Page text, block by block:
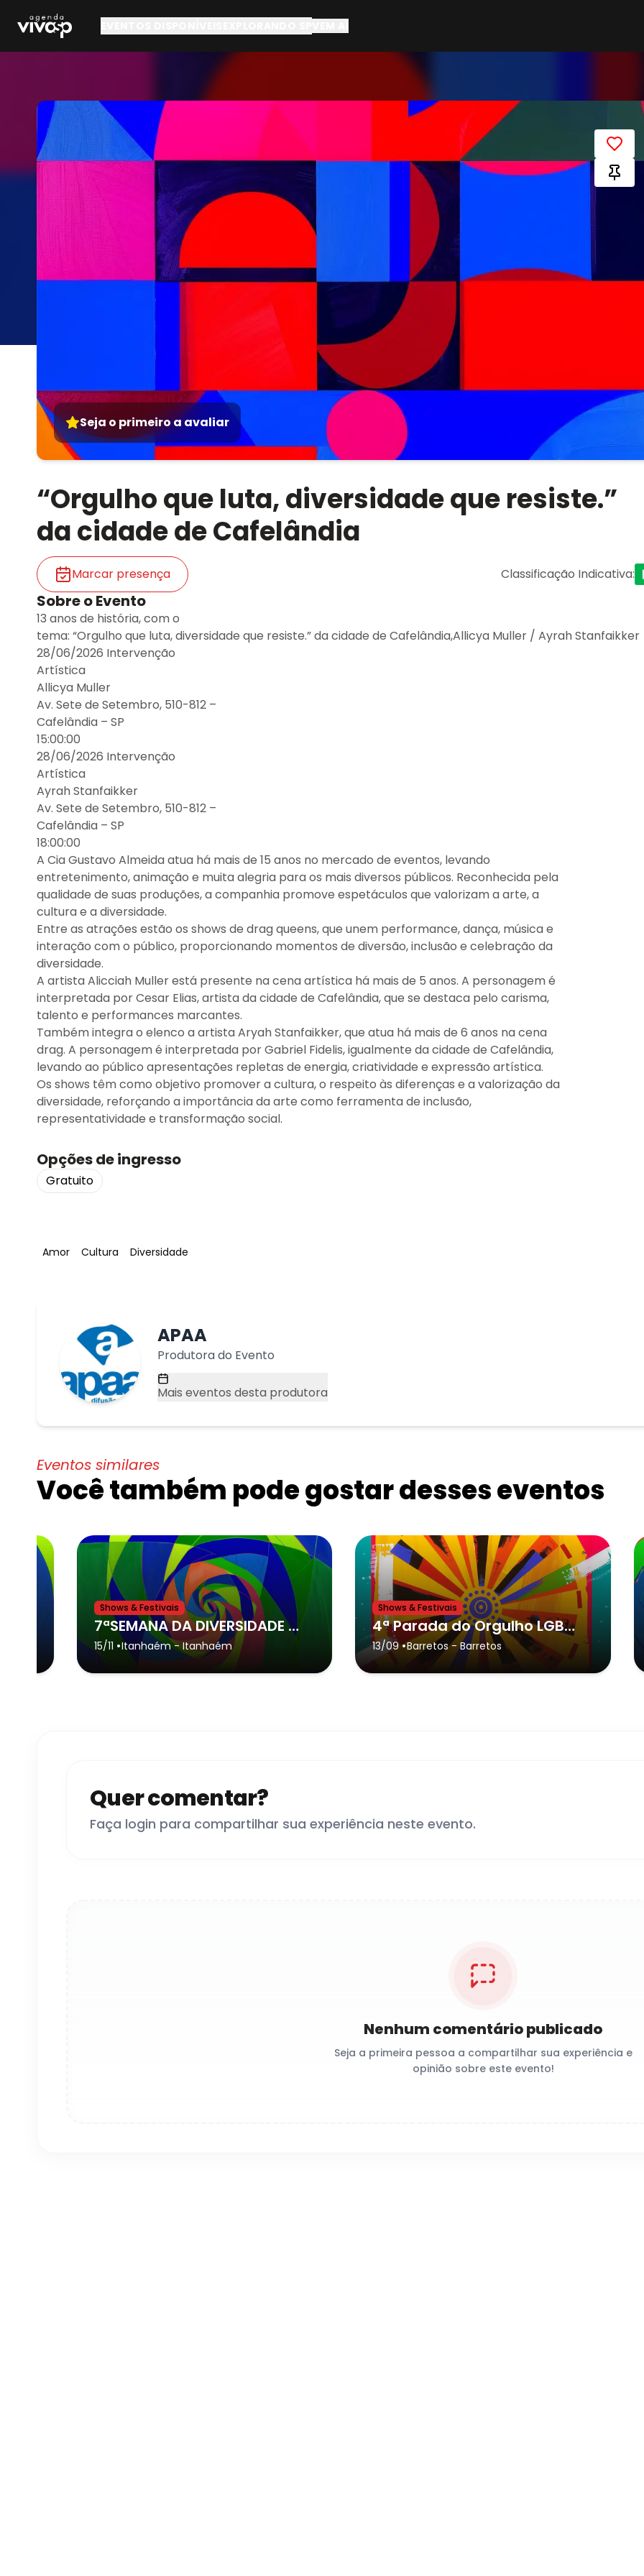
Seja o primeiro a avaliar
“Orgulho que luta, diversidade que resiste.”
da cidade de Cafelândia
Marcar presença Classificação Indicativa:
Sobre o Evento
13 anos de história, com o
tema: “Orgulho que luta, diversidade que resiste.” da cidade de Cafelândia,Allicya Muller / Ayrah Stanfaikker
28/06/2026 Intervenção
Artística
Allicya Muller
Av. Sete de Setembro, 510-812 –
Cafelândia – SP
15:00:00
28/06/2026 Intervenção
Artística
Ayrah Stanfaikker
Av. Sete de Setembro, 510-812 –
Cafelândia – SP
18:00:00
A Cia Gustavo Almeida atua há mais de 15 anos no mercado de eventos, levando
entretenimento, animação e muita alegria para os mais diversos públicos. Reconhecida pela
qualidade de suas produções, a companhia promove espetáculos que valorizam a arte, a
cultura e a diversidade.
Entre as atrações estão os shows de drag queens, que unem performance, dança, música e
interação com o público, proporcionando momentos de diversão, inclusão e celebração da
diversidade.
A artista Alicciah Muller está presente na cena artística há mais de 5 anos. A personagem é
interpretada por Cesar Elias, artista da cidade de Cafelândia, que se destaca pelo carisma,
talento e performances marcantes.
Também integra o elenco a artista Aryah Stanfaikker, que atua há mais de 6 anos na cena
drag. A personagem é interpretada por Gabriel Fidelis, igualmente da cidade de Cafelândia,
levando ao público apresentações repletas de energia, criatividade e expressão artística.
Os shows têm como objetivo promover a cultura, o respeito às diferenças e a valorização da
diversidade, reforçando a importância da arte como ferramenta de inclusão,
representatividade e transformação social.
Opções de ingresso
Gratuito
Tag:
Amor Tag:
Cultura Tag:
Diversidade
APAA
Produtora do Evento
Mais eventos desta produtora
Eventos similares
Você também pode gostar desses eventos
Shows & Festivais
7ªSEMANA DA DIVERSIDADE DE ITANHAÉM
15/11 •Itanhaém- Itanhaém
Shows & Festivais
4ª Parada do Orgulho LGBTQIAPN+ de Barretos - Barretos
13/09 •Barretos- Barretos
Quer comentar?
Faça login para compartilhar sua experiência neste evento.
Nenhum comentário publicado
Seja a primeira pessoa a compartilhar sua experiência e
opinião sobre este evento!